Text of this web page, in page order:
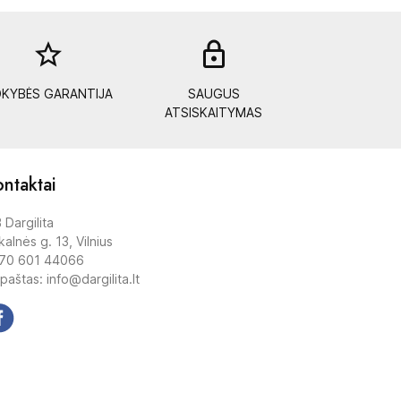
star_border
GARANTIJA
SAUGUS
ATSISKAITYMAS
Dargilita
g. 13, Vilnius
601 44066
info@dargilita.lt